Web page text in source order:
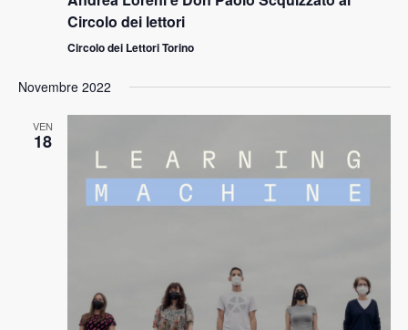
Circolo dei lettori
Circolo dei Lettori Torino
Novembre 2022
VEN
18